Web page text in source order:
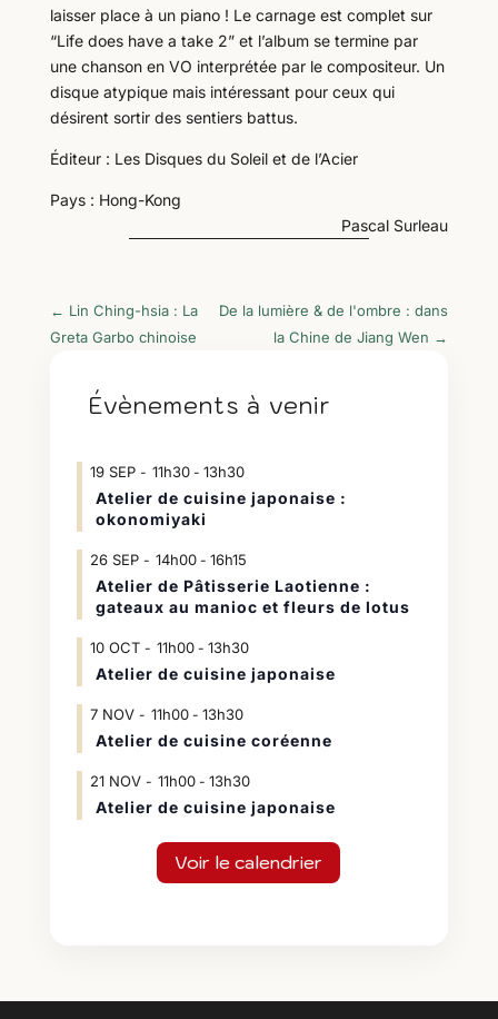
laisser place à un piano ! Le carnage est complet sur
“Life does have a take 2” et l’album se termine par
une chanson en VO interprétée par le compositeur. Un
disque atypique mais intéressant pour ceux qui
désirent sortir des sentiers battus.
Éditeur : Les Disques du Soleil et de l’Acier
Pays : Hong-Kong
Pascal Surleau
← Lin Ching-hsia : La
Greta Garbo chinoise
De la lumière & de l'ombre : dans
la Chine de Jiang Wen →
Évènements à venir
19 SEP 11h30- 13h30
Atelier de cuisine japonaise :
okonomiyaki
26 SEP 14h00- 16h15
Atelier de Pâtisserie Laotienne :
gateaux au manioc et fleurs de lotus
10 OCT 11h00- 13h30
Atelier de cuisine japonaise
7 NOV 11h00- 13h30
Atelier de cuisine coréenne
21 NOV 11h00- 13h30
Atelier de cuisine japonaise
Voir le calendrier